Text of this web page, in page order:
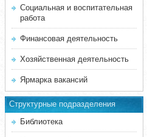
Социальная и воспитательная
работа
Финансовая деятельность
Хозяйственная деятельность
Ярмарка вакансий
Структурные подразделения
Библиотека